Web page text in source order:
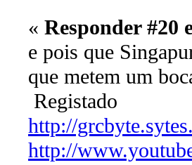
« Responder #20
e pois que
que metem um
Registado
http://
http://